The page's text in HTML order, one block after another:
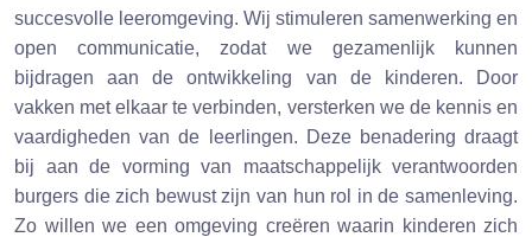
succesvolle leeromgeving. Wij stimuleren samenwerking en
open communicatie, zodat we gezamenlijk kunnen
bijdragen aan de ontwikkeling van de kinderen. Door
vakken met elkaar te verbinden, versterken we de kennis en
vaardigheden van de leerlingen. Deze benadering draagt
bij aan de vorming van maatschappelijk verantwoorden
burgers die zich bewust zijn van hun rol in de samenleving.
Zo willen we een omgeving creëren waarin kinderen zich